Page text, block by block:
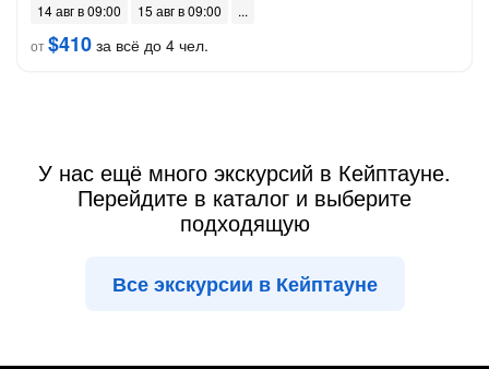
14 авг в 09:00
15 авг в 09:00
от$410 за всё до 4 чел.
У нас ещё много экскурсий в Кейптауне.
Перейдите в каталог и выберите
подходящую
Все экскурсии в Кейптауне